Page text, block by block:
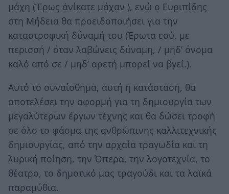
μάχη (Ἔρως ἀνίκατε μάχαν ), ενώ ο Ευριπίδης
στη Μήδεια θα προειδοποιήσει για την
καταστροφική δύναμή του (Έρωτα εσύ, με
περισσή / όταν λαβώνεις δύναμη, / μηδ’ όνομα
καλό από σε / μηδ’ αρετή μπορεί να βγεί.).
Αυτό το συναίσθημα, αυτή η κατάσταση, θα
αποτελέσει την αφορμή για τη δημιουργία των
μεγαλύτερων έργων τέχνης και θα δώσει τροφή
σε όλο το φάσμα της ανθρώπινης καλλιτεχνικής
δημιουργίας, από την αρχαία τραγωδία και τη
λυρική ποίηση, την Όπερα, την λογοτεχνία, το
θέατρο, το δημοτικό μας τραγούδι και τα λαϊκά
παραμύθια.